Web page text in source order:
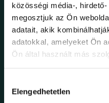
közösségi média-,
megosztjuk az Ön
adatait, akik
adatokkal, amelyeket Ön
Ön által használt más
kiválasztása
Elengedhetetlen
Lorem ipsum dolor sit
sed do eiusmod tempor
magna aliqua. Ut enim
exercitation ullam